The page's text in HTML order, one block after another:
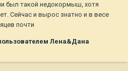
был такой недокормыш, хотя
Сейчас и вырос знатно и в весе
почти
Лена&Дана